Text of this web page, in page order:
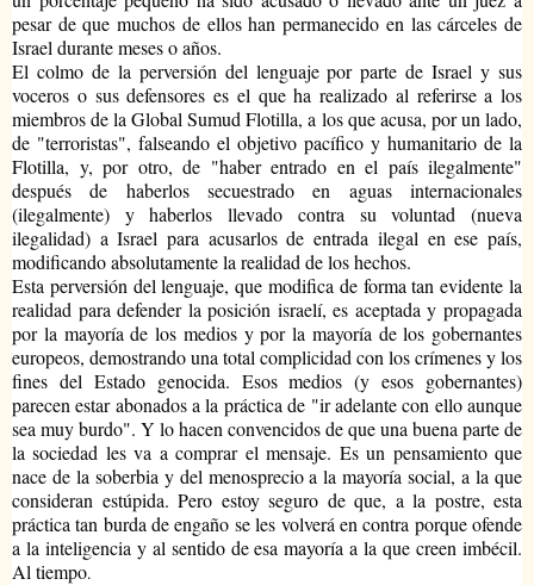
pesar de que muchos de ellos han permanecido en las cárceles de
Israel durante meses o años.
El colmo de la perversión del lenguaje por parte de Israel y sus
voceros o sus defensores es el que ha realizado al referirse a los
miembros de la Global Sumud Flotilla, a los que acusa, por un lado,
de "terroristas", falseando el objetivo pacífico y humanitario de la
Flotilla, y, por otro, de "haber entrado en el país ilegalmente"
después de haberlos secuestrado en aguas internacionales
(ilegalmente) y haberlos llevado contra su voluntad (nueva
ilegalidad) a Israel para acusarlos de entrada ilegal en ese país,
modificando absolutamente la realidad de los hechos.
Esta perversión del lenguaje, que modifica de forma tan evidente la
realidad para defender la posición israelí, es aceptada y propagada
por la mayoría de los medios y por la mayoría de los gobernantes
europeos, demostrando una total complicidad con los crímenes y los
fines del Estado genocida. Esos medios (y esos gobernantes)
parecen estar abonados a la práctica de "ir adelante con ello aunque
sea muy burdo". Y lo hacen convencidos de que una buena parte de
la sociedad les va a comprar el mensaje. Es un pensamiento que
nace de la soberbia y del menosprecio a la mayoría social, a la que
consideran estúpida. Pero estoy seguro de que, a la postre, esta
práctica tan burda de engaño se les volverá en contra porque ofende
a la inteligencia y al sentido de esa mayoría a la que creen imbécil.
Al tiempo.